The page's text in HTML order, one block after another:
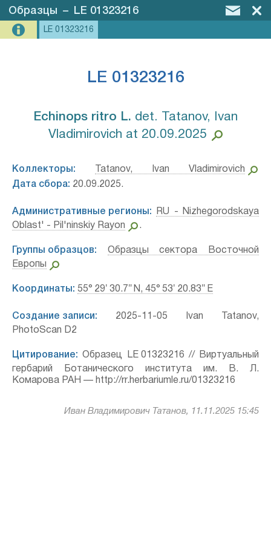
Образцы – LE 01323216
LE 01323216
LE 01323216
Echinops ritro L.⁣ det. Tatanov, Ivan
Vladimirovich at 20.09.2025
Коллекторы:
Tatanov, Ivan Vladimirovich
Дата сбора: 20.09.2025.
Административные регионы:
RU - Nizhegorodskaya
Oblast' - Pil'ninskiy Rayon
.
Группы образцов:
Образцы сектора Восточной
Европы
Координаты: 55° 29′ 30.7″ N, 45° 53′ 20.83″ E
Создание записи: 2025-11-05 Ivan Tatanov,
PhotoScan D2
Цитирование: Образец LE 01323216 // Виртуальный
гербарий Ботанического института им. В. Л.
Комарова РАН — http://rr.herbariumle.ru/01323216
Иван Владимирович Татанов, 11.11.2025 15:45